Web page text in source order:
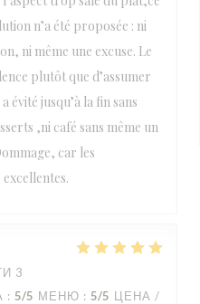
n’a été proposée : ni
ni même une excuse. Le
plutôt que d’assumer
jusqu’à la fin sans
,ni café sans même un
car les
3
: 5/5 МЕНЮ : 5/5 ЦЕНА /